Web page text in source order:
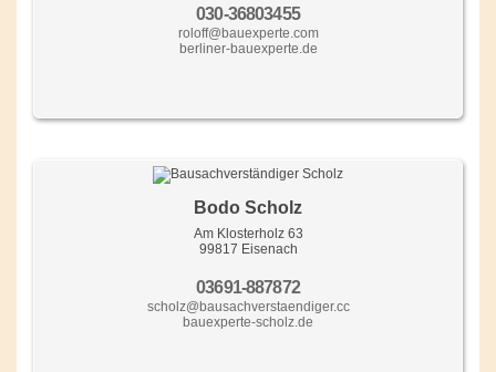
030-36803455
roloff@bauexperte.com
berliner-bauexperte.de
Bodo Scholz
Am Klosterholz 63
99817 Eisenach
03691-887872
scholz@bausachverstaendiger.cc
bauexperte-scholz.de